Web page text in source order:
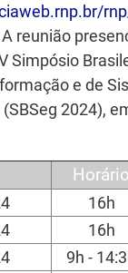
A reunião
Simpósio
e de
2024),
Horário
16h
16h
9h -